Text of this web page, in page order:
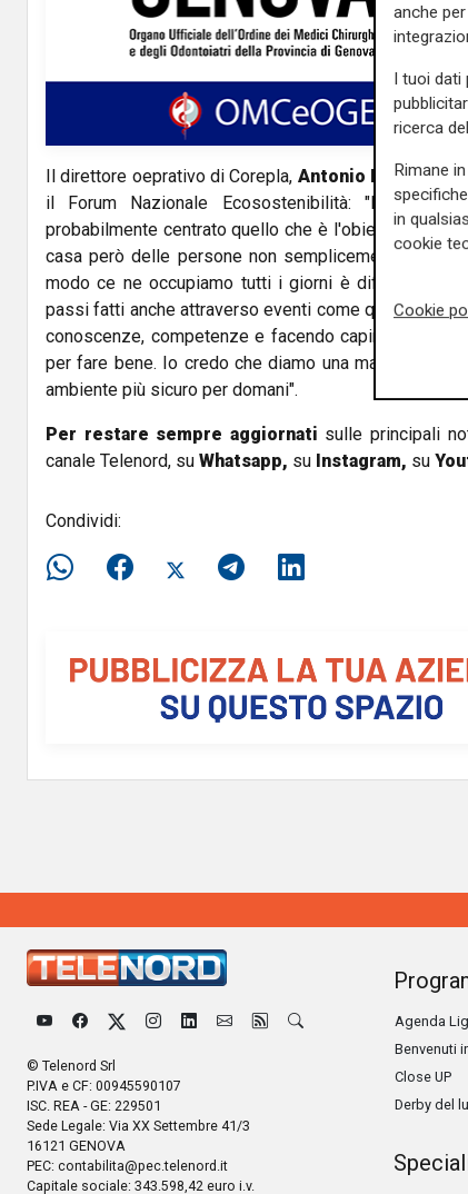
d
e
o
Il direttore oeprativo di Corepla, Antonio Protopapa
il Forum Nazionale Ecosostenibilità: "Il Forum
probabilmente centrato quello che è l'obiettivo non
casa però delle persone non semplicemente tra noi
modo ce ne occupiamo tutti i giorni è difficile
passi fatti anche attraverso eventi come questo,
conoscenze, competenze e facendo capire che ci
per fare bene. Io credo che diamo una mano a tutti
ambiente più sicuro per domani".
Per restare sempre aggiornati sulle principali
canale Telenord, su Whatsapp, su Instagram, su
Condividi:
© Telenord Srl
P.IVA e CF: 00945590107
ISC. REA - GE: 229501
Sede Legale: Via XX Settembre 41/3
16121 GENOVA
PEC: contabilita@pec.telenord.it
Capitale sociale: 343.598,42 euro i.v.
Agenda
Benvenuti
Close UP
Derby del
anche
I tuoi dati
ricerca
Rimane
in
cookie
Cookie